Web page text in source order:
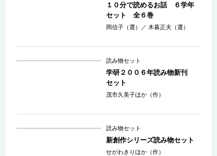
１０分で読めるお話 ６学年
セット 全６巻
岡信子（選） ／ 木暮正夫（選）
読み物セット
学研２００６年読み物新刊
セット
茂市久美子ほか（作）
読み物セット
新創作シリーズ読み物セット
せがわきりほか（作）